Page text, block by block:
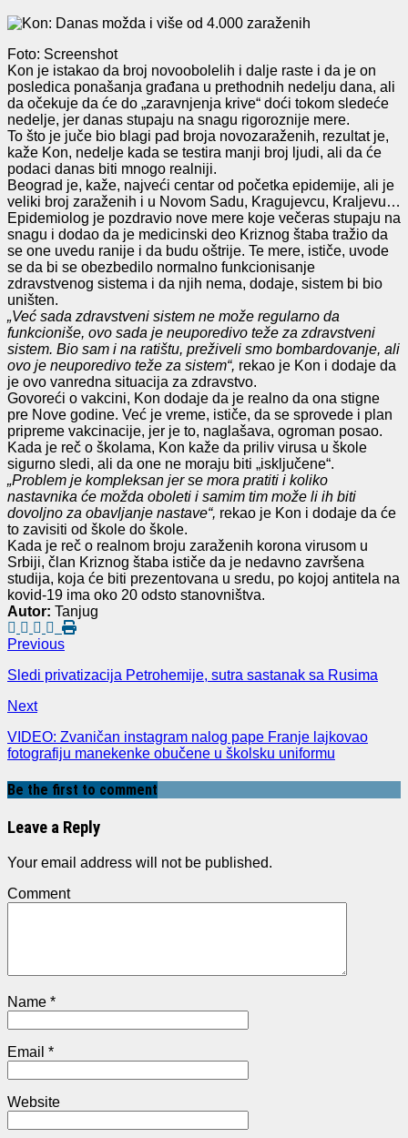
Foto: Screenshot
Kon je istakao da broj novoobolelih i dalje raste i da je on
posledica ponašanja građana u prethodnih nedelju dana, ali
da očekuje da će do „zaravnjenja krive“ doći tokom sledeće
nedelje, jer danas stupaju na snagu rigoroznije mere.
To što je juče bio blagi pad broja novozaraženih, rezultat je,
kaže Kon, nedelje kada se testira manji broj ljudi, ali da će
podaci danas biti mnogo realniji.
Beograd je, kaže, najveći centar od početka epidemije, ali je
veliki broj zaraženih i u Novom Sadu, Kragujevcu, Kraljevu…
Epidemiolog je pozdravio nove mere koje večeras stupaju na
snagu i dodao da je medicinski deo Kriznog štaba tražio da
se one uvedu ranije i da budu oštrije. Te mere, ističe, uvode
se da bi se obezbedilo normalno funkcionisanje
zdravstvenog sistema i da njih nema, dodaje, sistem bi bio
uništen.
„Već sada zdravstveni sistem ne može regularno da
funkcioniše, ovo sada je neuporedivo teže za zdravstveni
sistem. Bio sam i na ratištu, preživeli smo bombardovanje, ali
ovo je neuporedivo teže za sistem“, rekao je Kon i dodaje da
je ovo vanredna situacija za zdravstvo.
Govoreći o vakcini, Kon dodaje da je realno da ona stigne
pre Nove godine. Već je vreme, ističe, da se sprovede i plan
pripreme vakcinacije, jer je to, naglašava, ogroman posao.
Kada je reč o školama, Kon kaže da priliv virusa u škole
sigurno sledi, ali da one ne moraju biti „isključene“.
„Problem je kompleksan jer se mora pratiti i koliko
nastavnika će možda oboleti i samim tim može li ih biti
dovoljno za obavljanje nastave“, rekao je Kon i dodaje da će
to zavisiti od škole do škole.
Kada je reč o realnom broju zaraženih korona virusom u
Srbiji, član Kriznog štaba ističe da je nedavno završena
studija, koja će biti prezentovana u sredu, po kojoj antitela na
kovid-19 ima oko 20 odsto stanovništva.
Autor: Tanjug
Previous
Sledi privatizacija Petrohemije, sutra sastanak sa Rusima
Next
VIDEO: Zvaničan instagram nalog pape Franje lajkovao
fotografiju manekenke obučene u školsku uniformu
Be the first to comment
Leave a Reply
Your email address will not be published.
Comment
Name *
Email *
Website